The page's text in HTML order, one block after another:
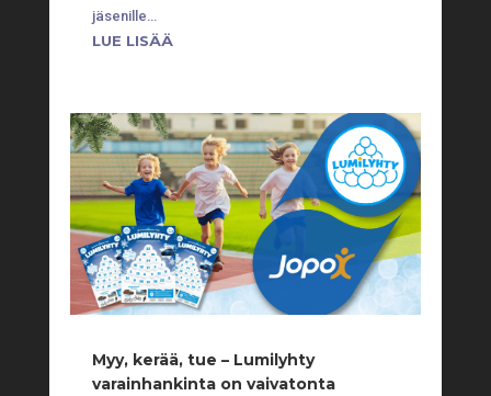
jäsenille…
LUE LISÄÄ
Myy, kerää, tue – Lumilyhty
varainhankinta on vaivatonta